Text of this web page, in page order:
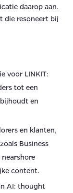
daarop aan.
die resoneert bij
voor LINKIT:
tot een
en
en klanten,
Business
content.
AI: thought